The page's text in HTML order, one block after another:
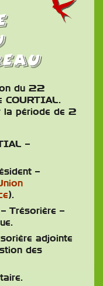
du 22
COURTIAL.
la période de 2
–
–
).
Trésorière –
adjointe
des